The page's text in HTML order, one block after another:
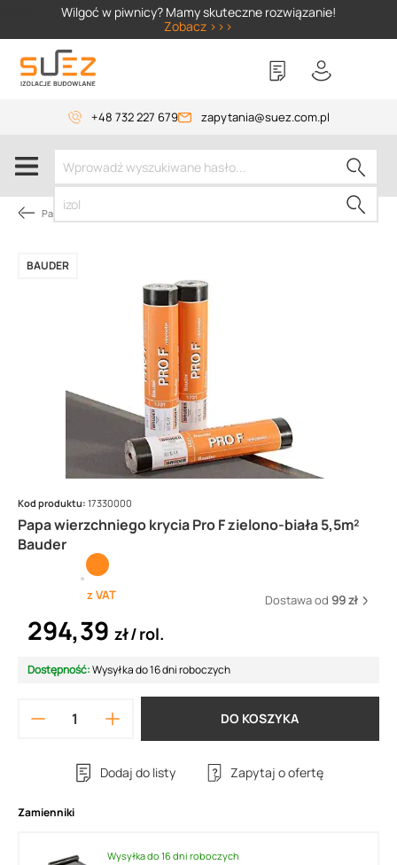
Wilgoć w piwnicy? Mamy skuteczne rozwiązanie!
Zobacz >>>
+48 732 227 679 zapytania@suez.com.pl
Papy dachowe
Papa wierzchniego krycia Pro F zielono-biała 5,5m²
Bauder
BAUDER
Kod produktu: 17330000
z VAT Dostawa od 99 zł
294,39 zł rol.
Dostępność:Wysyłka do 16 dni roboczych
DO KOSZYKA
Dodaj do listy Zapytaj o ofertę
Zamienniki
Wysyłka do 16 dni roboczych